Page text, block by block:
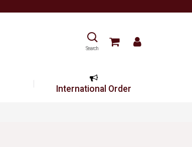
Search
International Order